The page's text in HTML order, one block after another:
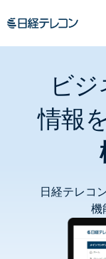
ビ
情報
日経テレコ
機